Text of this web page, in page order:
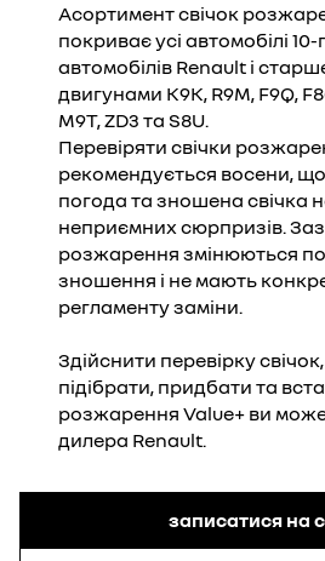
Асортимент свічок
покриває усі автомобілі
автомобілів Renault і
двигунами K9K, R9M, F9Q,
M9T, ZD3 та S8U.
Перевіряти свічки
рекомендується восени,
погода та зношена свічка
неприємних сюрпризів.
розжарення змінюються по
зношення і не мають
регламенту заміни.
Здійснити перевірку
підібрати, придбати та
розжарення Value+ ви
дилера Renault.
записатися на